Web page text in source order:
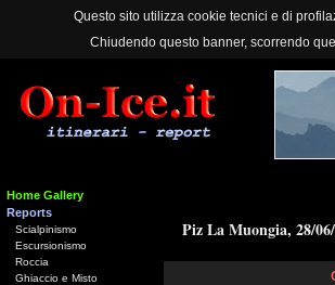
Questo sito utilizza cookie tecnici e di
Chiudendo questo banner, scorrendo
Home Gallery
Reports
Scialpinismo
Escursionismo
Roccia
Ghiaccio e Misto
Piz La Muongia, 28/